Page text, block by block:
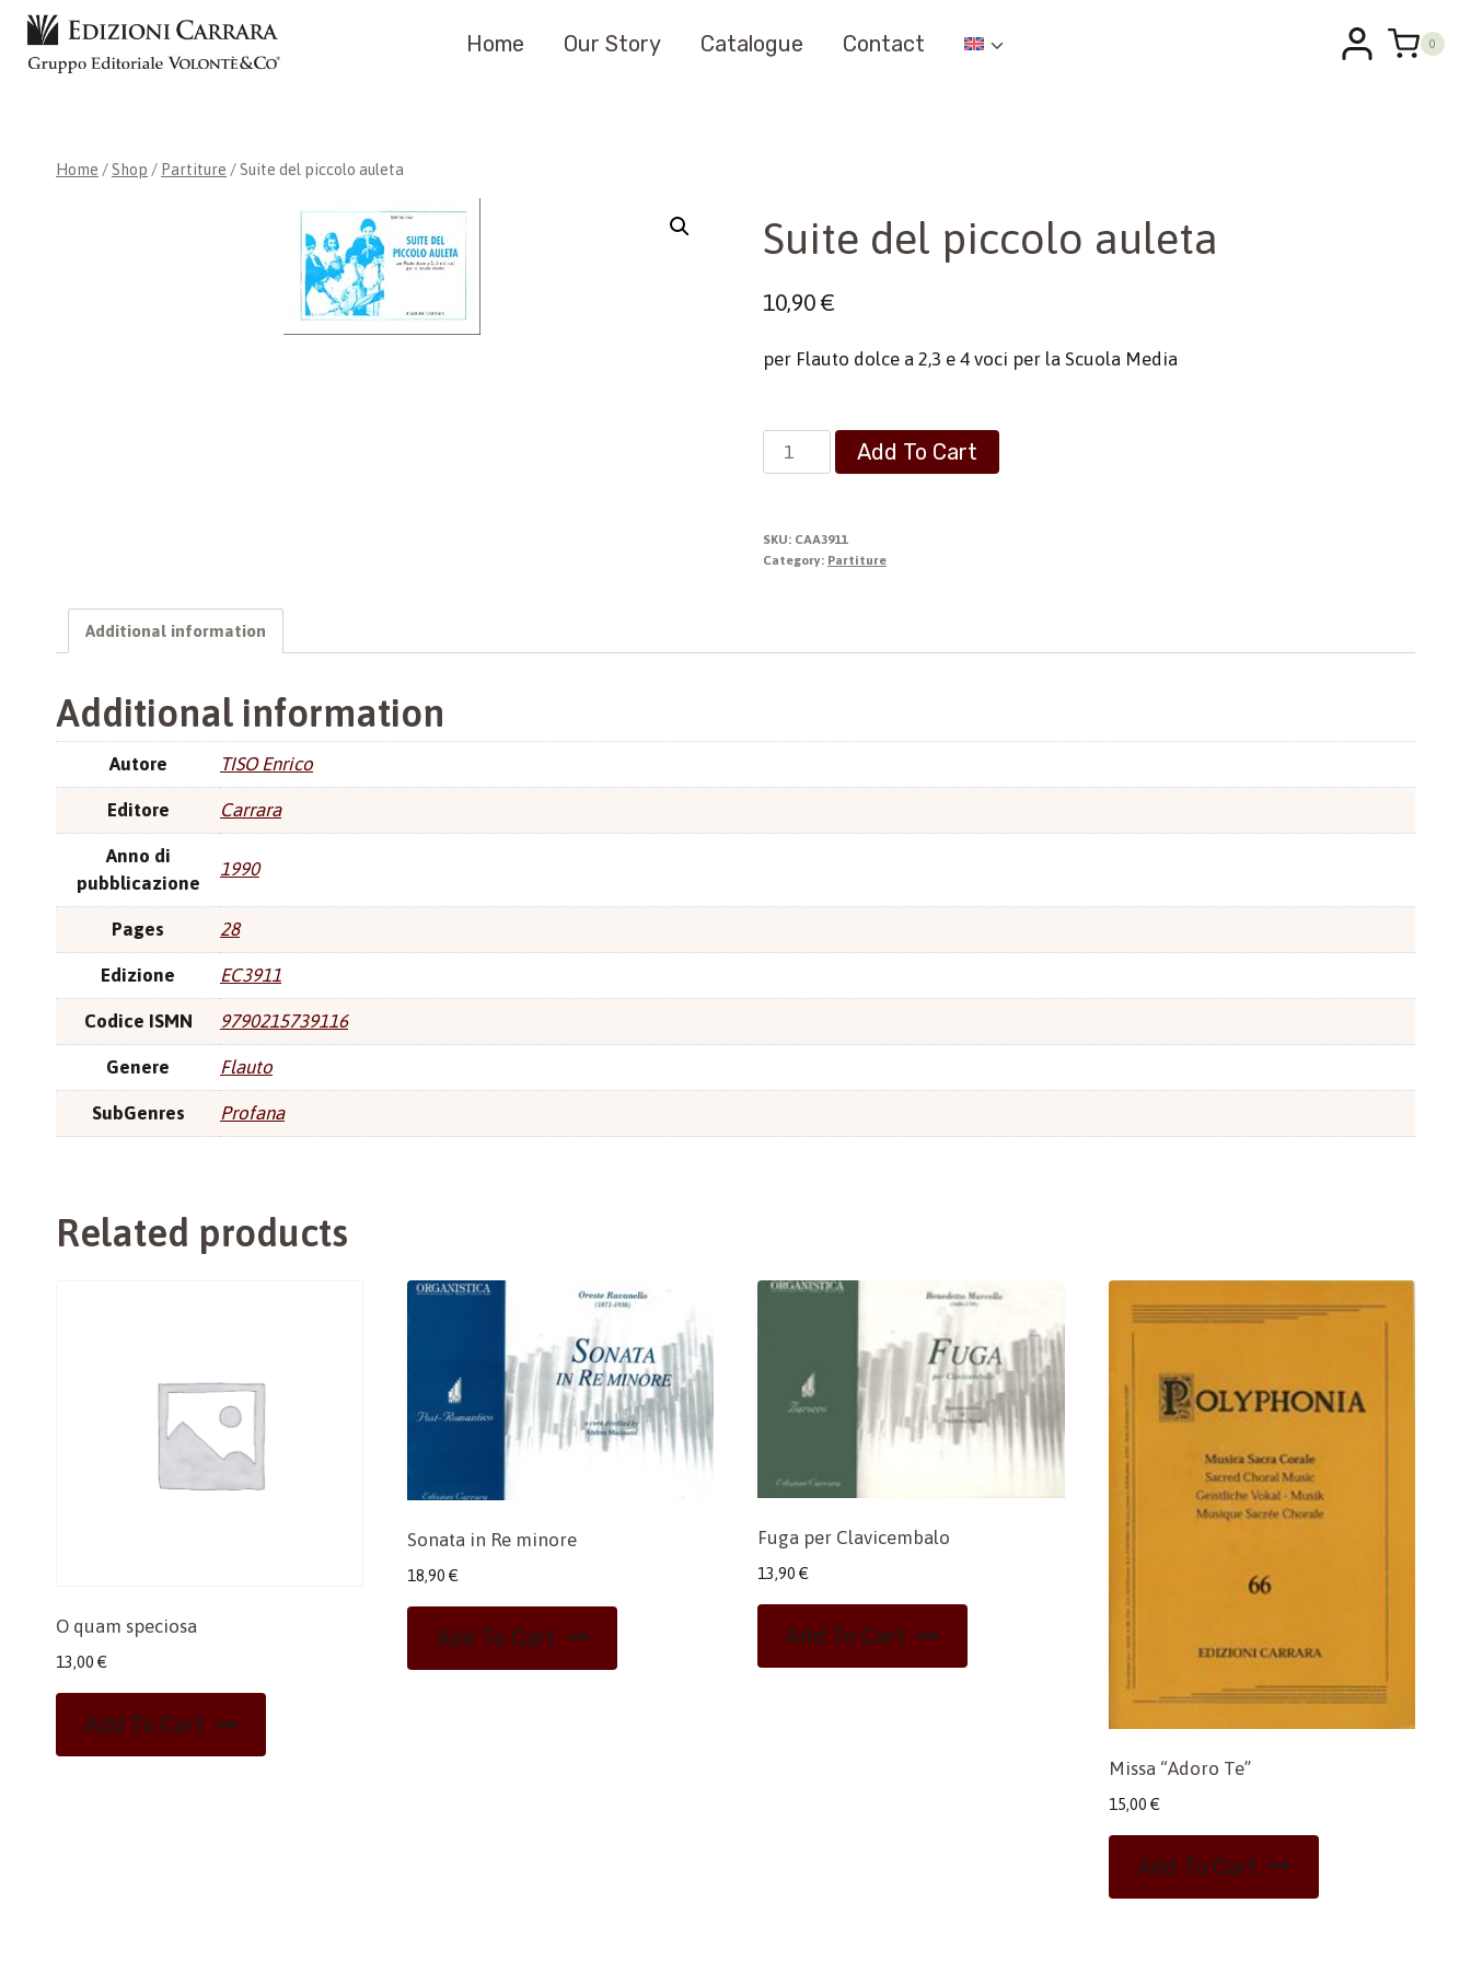
Skip
content
Home Our Story Catalogue Contact 0
Home / Shop / Partiture / Suite del piccolo auleta
Suite del piccolo auleta
10,90€
per Flauto dolce a 2,3 e 4 voci per la Scuola Media
Suite
del
auleta
quantity
Add To Cart
SKU: CAA3911
Category: Partiture
Additional information
Additional information
Autore TISO Enrico
Editore Carrara
Anno di
pubblicazione
1990
Pages 28
Edizione EC3911
Codice ISMN 9790215739116
Genere Flauto
SubGenres Profana
Related products
O quam speciosa
13,00 €
Add To Cart
Sonata in Re minore
18,90 €
Add To Cart
Fuga per Clavicembalo
13,90 €
Add To Cart
Missa “Adoro Te”
15,00 €
Add To Cart